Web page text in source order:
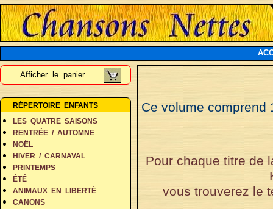
Afficher le panier
RÉPERTOIRE ENFANTS
LES QUATRE SAISONS
RENTRÉE / AUTOMNE
NOËL
HIVER / CARNAVAL
PRINTEMPS
ÉTÉ
ANIMAUX EN LIBERTÉ
CANONS
Ce volume comprend
Pour chaque titre de
vous trouverez le